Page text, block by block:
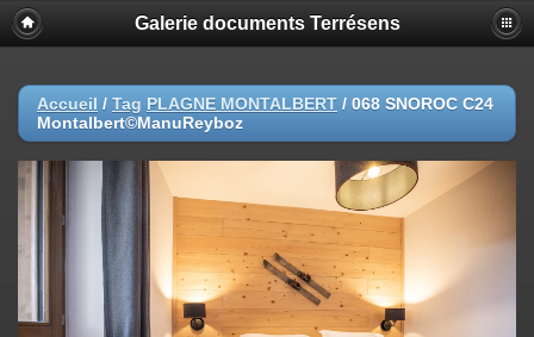
Galerie documents Terrésens
Accueil / Tag PLAGNE MONTALBERT / 068 SNOROC C24
Montalbert©ManuReyboz